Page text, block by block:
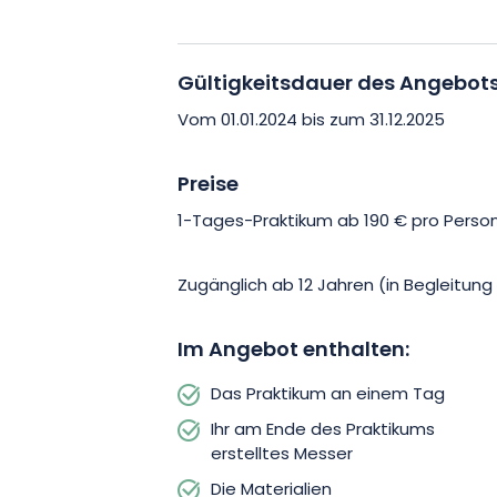
Buchen Sie noch heute Ihren
Klappmessers « Le Mineur » und
Erlebnis.
Gültigkeitsdauer des
Vom 01.01.2024 bis zum 31.12.2025
Preise
1-Tages-Praktikum ab 190 € pro
Zugänglich ab 12 Jahren (in
Im Angebot enthalten:
Das Praktikum an einem Tag
Ihr am Ende des Praktikums
erstelltes Messer
Die Materialien